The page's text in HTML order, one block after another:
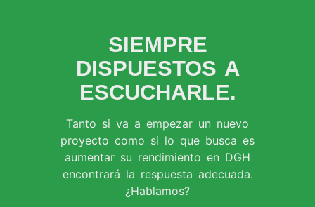
SIEMPRE
DISPUESTOS A
ESCUCHARLE.
Tanto si va a empezar un nuevo
proyecto como si lo que busca es
aumentar su rendimiento en DGH
encontrará la respuesta adecuada.
¿Hablamos?